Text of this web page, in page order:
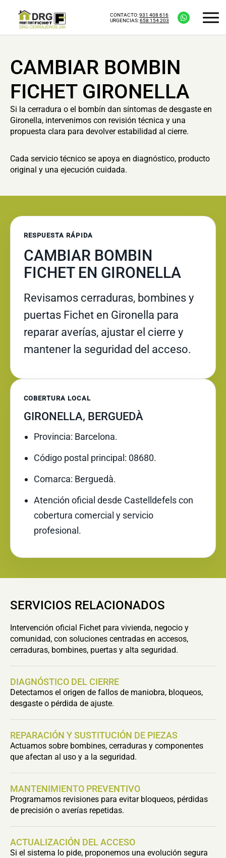
CONTACTO:931 408 616
URGENCIAS:658 154 203
CAMBIAR BOMBIN
FICHET GIRONELLA
Si la cerradura o el bombín dan síntomas de desgaste en
Gironella, intervenimos con revisión técnica y una
propuesta clara para devolver estabilidad al cierre.
Cada servicio técnico se apoya en diagnóstico, producto
original y una ejecución cuidada.
RESPUESTA RÁPIDA
CAMBIAR BOMBIN
FICHET EN GIRONELLA
Revisamos cerraduras, bombines y
puertas Fichet en Gironella para
reparar averías, ajustar el cierre y
mantener la seguridad del acceso.
COBERTURA LOCAL
GIRONELLA, BERGUEDÀ
Provincia: Barcelona.
Código postal principal: 08680.
Comarca: Berguedà.
Atención oficial desde Castelldefels con
cobertura comercial y servicio
profesional.
SERVICIOS RELACIONADOS
Intervención oficial Fichet para vivienda, negocio y
comunidad, con soluciones centradas en accesos,
cerraduras, bombines, puertas y alta seguridad.
DIAGNÓSTICO DEL CIERRE
Detectamos el origen de fallos de maniobra, bloqueos,
desgaste o pérdida de ajuste.
REPARACIÓN Y SUSTITUCIÓN DE PIEZAS
Actuamos sobre bombines, cerraduras y componentes
que afectan al uso y a la seguridad.
MANTENIMIENTO PREVENTIVO
Programamos revisiones para evitar bloqueos, pérdidas
de precisión o averías repetidas.
ACTUALIZACIÓN DEL ACCESO
Si el sistema lo pide, proponemos una evolución segura